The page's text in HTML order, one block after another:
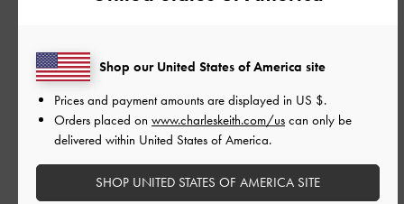
ご利用者様
靴擦れで足がいたくなった
試着の時の数歩ではわからなかったけれど、ヒールの重みがあ
るからか、足首のベルトで足にきず、マメができてしまった。
Shop our United States of America site
Prices and payment amounts are displayed in US $.
Orders placed on www.charleskeith.com/us can only be
delivered within United States of America.
SHOP UNITED STATES OF AMERICA SITE